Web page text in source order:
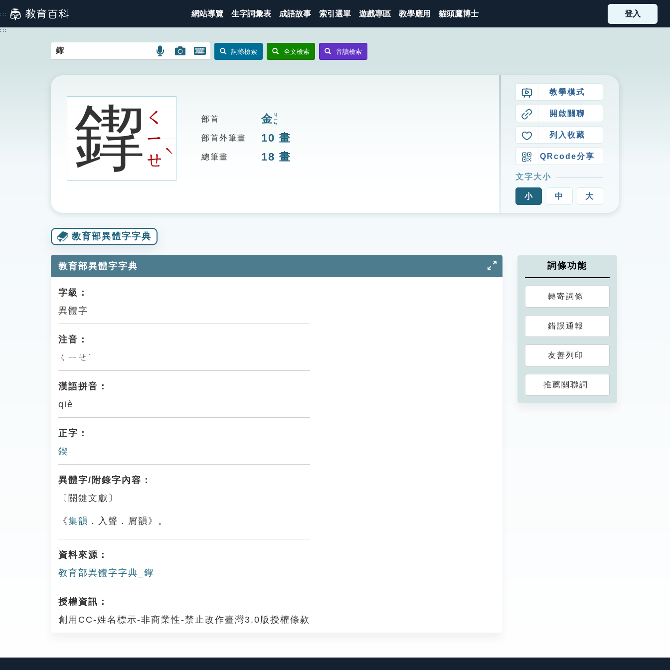
到
主
::: 網站導覽 生字詞彙表 成語故事 索引選單 遊戲專區 教學應用 貓頭鷹博士 登入
:::
語
搜
圖
圖
搜
開
鍵
詞條檢索 全文檢索 音讀檢索
䤿ㄑ
ㄧ
ㄝ
ˋ
部首 金ㄐㄧㄣ
部首外筆畫 10 畫
總筆畫 18 畫
教學模式
開啟關聯
列入收藏
QRcode分享
文字大小
小 中 大
教育部異體字字典
教育部異體字字典
字級：
異體字
注音：
ㄑㄧㄝˋ
漢語拼音：
qiè
正字：
鍥
異體字/附錄字內容：
〔關鍵文獻〕
《集韻 ．入聲．屑韻》。
資料來源：
教育部異體字字典_䤿
授權資訊：
創用CC-姓名標示-非商業性-禁止改作臺灣3.0版授權條款
詞條功能
轉寄詞條
錯誤通報
友善列印
推薦關聯詞